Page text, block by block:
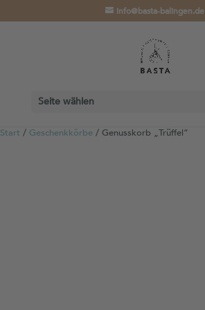
info@basta-balingen.de
Seite wählen
Start / Geschenkkörbe / Genusskorb „Trüffel“